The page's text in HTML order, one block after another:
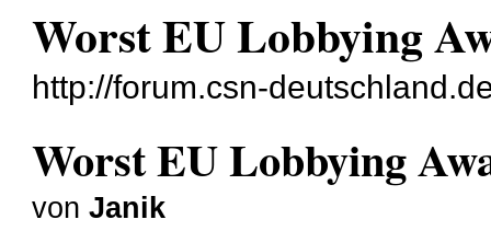
Worst EU Lobbying
http://forum.csn-
Worst EU Lobbying
vonJanik